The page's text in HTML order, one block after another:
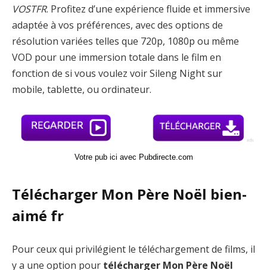
VOSTFR. Profitez d’une expérience fluide et immersive
adaptée à vos préférences, avec des options de
résolution variées telles que 720p, 1080p ou même
VOD pour une immersion totale dans le film en
fonction de si vous voulez voir Sileng Night sur
mobile, tablette, ou ordinateur.
Votre pub ici avec Pubdirecte.com
Télécharger Mon Père Noël bien-
aimé fr
Pour ceux qui privilégient le téléchargement de films, il
y a une option pour télécharger Mon Père Noël